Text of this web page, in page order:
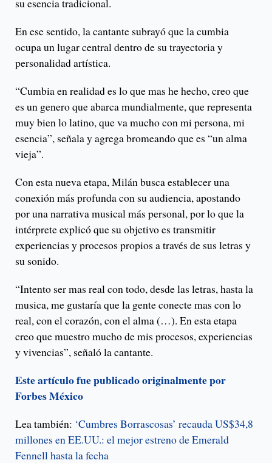
su esencia tradicional.
En ese sentido, la cantante subrayó que la cumbia
ocupa un lugar central dentro de su trayectoria y
personalidad artística.
“Cumbia en realidad es lo que mas he hecho, creo que
es un genero que abarca mundialmente, que representa
muy bien lo latino, que va mucho con mi persona, mi
esencia”, señala y agrega bromeando que es “un alma
vieja”.
Con esta nueva etapa, Milán busca establecer una
conexión más profunda con su audiencia, apostando
por una narrativa musical más personal, por lo que la
intérprete explicó que su objetivo es transmitir
experiencias y procesos propios a través de sus letras y
su sonido.
“Intento ser mas real con todo, desde las letras, hasta la
musica, me gustaría que la gente conecte mas con lo
real, con el corazón, con el alma (…). En esta etapa
creo que muestro mucho de mis procesos, experiencias
y vivencias”, señaló la cantante.
Este artículo fue publicado originalmente por
Forbes México
Lea también: ‘Cumbres Borrascosas’ recauda US$34,8
millones en EE.UU.: el mejor estreno de Emerald
Fennell hasta la fecha